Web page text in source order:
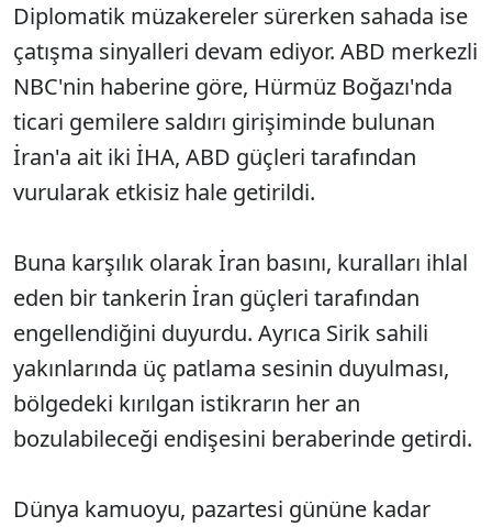
Diplomatik müzakereler sürerken sahada ise
çatışma sinyalleri devam ediyor. ABD merkezli
NBC'nin haberine göre, Hürmüz Boğazı'nda
ticari gemilere saldırı girişiminde bulunan
İran'a ait iki İHA, ABD güçleri tarafından
vurularak etkisiz hale getirildi.
Buna karşılık olarak İran basını, kuralları ihlal
eden bir tankerin İran güçleri tarafından
engellendiğini duyurdu. Ayrıca Sirik sahili
yakınlarında üç patlama sesinin duyulması,
bölgedeki kırılgan istikrarın her an
bozulabileceği endişesini beraberinde getirdi.
Dünya kamuoyu, pazartesi gününe kadar